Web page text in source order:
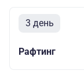
3 день
Рафтинг